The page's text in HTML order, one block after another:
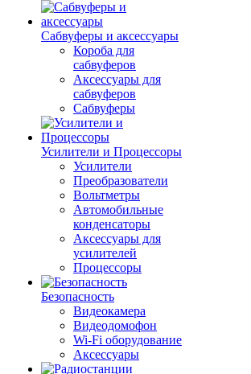
Сабвуферы и аксессуары
Короба для
сабвуферов
Аксессуары для
сабвуферов
Сабвуферы
Усилители и Процессоры
Усилители
Преобразователи
Вольтметры
Автомобильные
конденсаторы
Аксессуары для
усилителей
Процессоры
Безопасность
Видеокамера
Видеодомофон
Wi-Fi оборудование
Аксессуары